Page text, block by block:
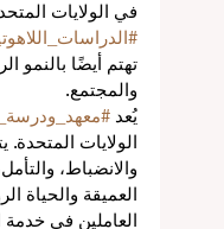
في الولايات
تهتم أيضًا بالنمو
والمجتمع.
يُعد
الولايات المتحدة.
والانضباط،
العميقة والحياة
العاملين في خدمة